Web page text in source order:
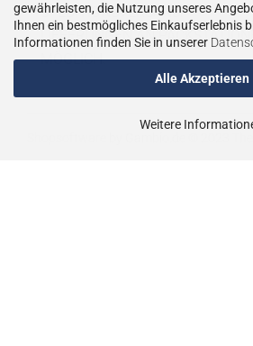
gewährleisten, die Nutzung unseres
Ihnen ein bestmögliches Einkaufserlebnis
Informationen finden Sie in unserer
Alle Akzeptieren
Weitere
SPEDITIONSVERSAND.
LIEFERUNGEN AN
MÖGLICH.